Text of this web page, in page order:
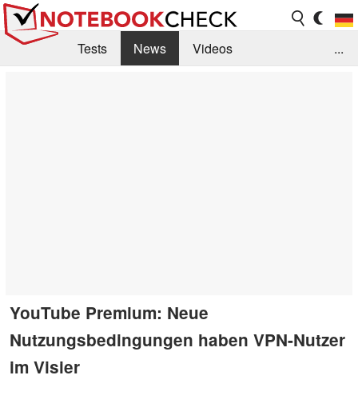
Tests News
Videos
...
YouTube Premium: Neue
Nutzungsbedingungen haben VPN-Nutzer
im Visier